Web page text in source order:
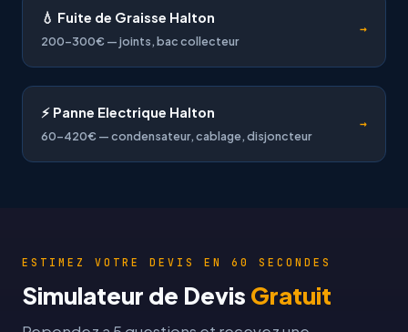
💧 Fuite de Graisse Halton
200-300€ — joints, bac collecteur
→
⚡ Panne Electrique Halton
60-420€ — condensateur, cablage, disjoncteur
→
ESTIMEZ VOTRE DEVIS EN 60 SECONDES
Simulateur de Devis Gratuit